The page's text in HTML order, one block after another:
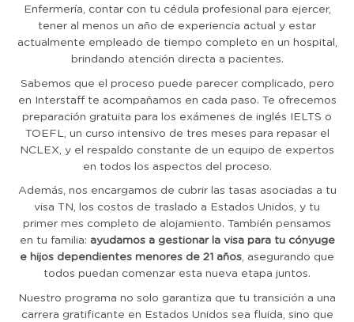
Enfermería, contar con tu cédula profesional para ejercer,
tener al menos un año de experiencia actual y estar
actualmente empleado de tiempo completo en un hospital,
brindando atención directa a pacientes.
Sabemos que el proceso puede parecer complicado, pero
en Interstaff te acompañamos en cada paso. Te ofrecemos
preparación gratuita para los exámenes de inglés IELTS o
TOEFL, un curso intensivo de tres meses para repasar el
NCLEX, y el respaldo constante de un equipo de expertos
en todos los aspectos del proceso.
Además, nos encargamos de cubrir las tasas asociadas a tu
visa TN, los costos de traslado a Estados Unidos, y tu
primer mes completo de alojamiento. También pensamos
en tu familia: ayudamos a gestionar la visa para tu cónyuge
e hijos dependientes menores de 21 años, asegurando que
todos puedan comenzar esta nueva etapa juntos.
Nuestro programa no solo garantiza que tu transición a una
carrera gratificante en Estados Unidos sea fluida, sino que